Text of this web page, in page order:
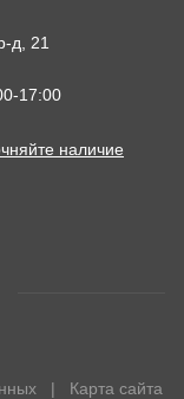
д, 21
17:00
наличие
| Карта сайта